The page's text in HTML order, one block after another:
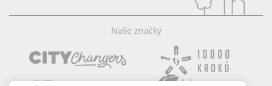
Naše značky